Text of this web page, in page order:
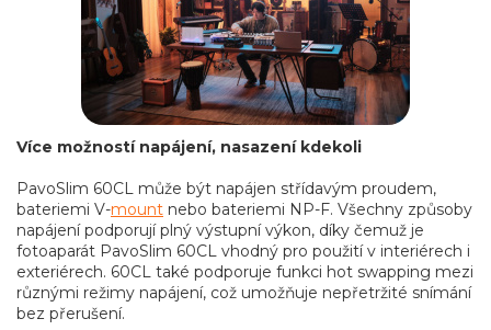
Více možností napájení, nasazení kdekoli
PavoSlim 60CL může být napájen střídavým proudem,
bateriemi V-mount nebo bateriemi NP-F. Všechny způsoby
napájení podporují plný výstupní výkon, díky čemuž je
fotoaparát PavoSlim 60CL vhodný pro použití v interiérech i
exteriérech. 60CL také podporuje funkci hot swapping mezi
různými režimy napájení, což umožňuje nepřetržité snímání
bez přerušení.